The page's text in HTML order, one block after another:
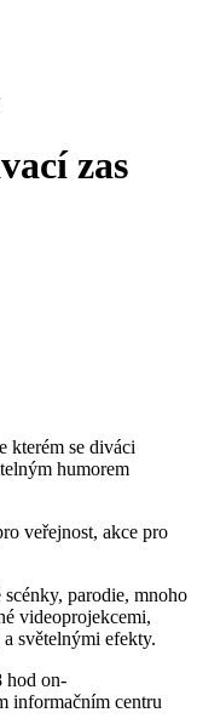
zas
kterém se diváci
humorem
veřejnost, akce pro
parodie, mnoho
videoprojekcemi,
světelnými efekty.
hod on-
informačním centru